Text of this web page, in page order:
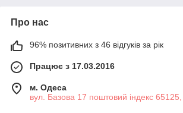
Про нас
96% позитивних з 46 відгуків за рік
Працює з 17.03.2016
м. Одеса
вул. Базова 17 поштовий індекс